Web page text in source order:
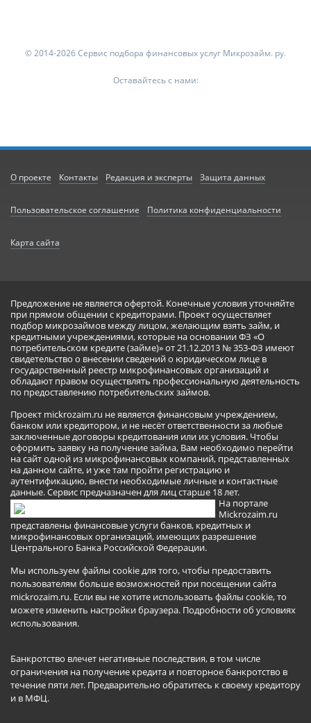
© 2014-2026 Сервис подбора финансовых услуг Микрозайм. ру.
Оставайтесь с нами:
О проекте Контакты Редакция и эксперты Защита данных
Пользовательское соглашение Политика конфиденциальности
Карта сайта
Предложение не является офертой. Конечные условия уточняйте
при прямом общении с кредиторами. Проект осуществляет
подбор микрозаймов между лицом, желающим взять займ, и
кредитными учреждениями, которые на основании ФЗ «О
потребительском кредите (займе)» от 21.12.2013 № 353-ФЗ имеют
свидетельство о внесении сведений о юридическом лице в
государственный реестр микрофинансовых организаций и
обладают правом осуществлять профессиональную деятельность
по предоставлению потребительских займов.
Проект mickrozaim.ru не является финансовым учреждением,
банком или кредитором, и не несёт ответственности за любые
заключенные договоры кредитования или их условия. Чтобы
оформить заявку на получение займа, Вам необходимо перейти
на сайт одной из микрофинансовых компаний, представленных
на данном сайте, и уже там пройти регистрацию и
аутентификацию, внести необходимые личные и контактные
данные. Сервис предназначен для лиц старше 18 лет.
На портале
Mickrozaim.ru
представлены финансовые услуги банков, кредитных и
микрофинансовых организаций, имеющих разрешение
Центрального Банка Российской Федерации.
Мы используем файлы cookie для того, чтобы предоставить
пользователям больше возможностей при посещении сайта
mickrozaim.ru. Если вы не хотите использовать файлы cookie, то
можете изменить настройки браузера. Подробности об условиях
использования.
Банкротство влечет негативные последствия, в том числе
ограничения на получение кредита и повторное банкротство в
течение пяти лет. Предварительно обратитесь к своему кредитору
и в МФЦ.